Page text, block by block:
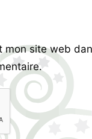
mon site web